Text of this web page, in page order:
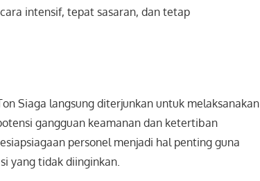
intensif, tepat sasaran, dan tetap
Siaga langsung diterjunkan untuk melaksanakan
gangguan keamanan dan ketertiban
personel menjadi hal penting guna
yang tidak diinginkan.